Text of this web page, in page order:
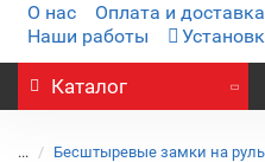
О нас Оплата и доставка
Наши работы
Каталог
... Бесштыревые замки на руль